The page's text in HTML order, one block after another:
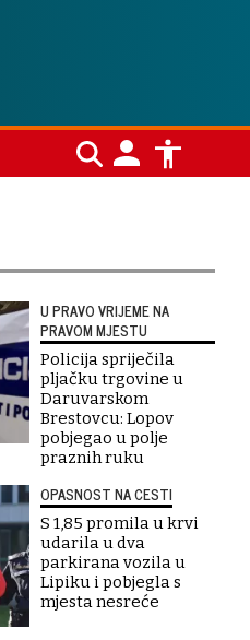
U PRAVO VRIJEME NA
PRAVOM MJESTU
Policija spriječila
pljačku trgovine u
Daruvarskom
Brestovcu: Lopov
pobjegao u polje
praznih ruku
OPASNOST NA CESTI
S 1,85 promila u krvi
udarila u dva
parkirana vozila u
Lipiku i pobjegla s
mjesta nesreće